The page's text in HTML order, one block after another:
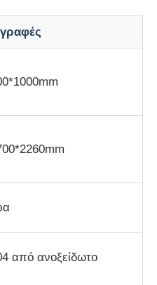
υλικών
υγρασίας
από ανοξείδωτο